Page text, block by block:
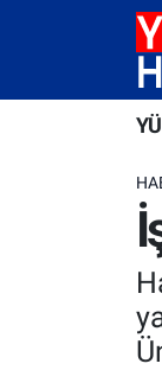
Süper
Tüm